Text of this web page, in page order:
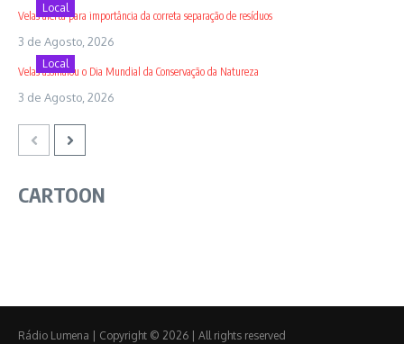
Local
Velas alerta para importância da correta separação de resíduos
3 de Agosto, 2026
Local
Velas assinalou o Dia Mundial da Conservação da Natureza
3 de Agosto, 2026
CARTOON
Rádio Lumena | Copyright © 2026 | All rights reserved